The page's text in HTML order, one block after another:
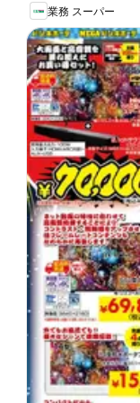
業務 スーパー